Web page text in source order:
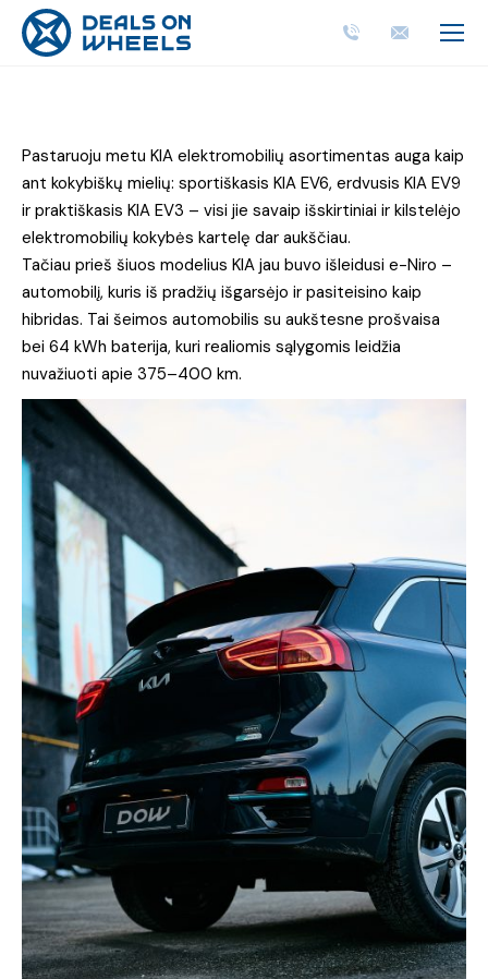
Pastaruoju metu KIA elektromobilių asortimentas auga kaip
ant kokybiškų mielių: sportiškasis KIA EV6, erdvusis KIA EV9
ir praktiškasis KIA EV3 – visi jie savaip išskirtiniai ir kilstelėjo
elektromobilių kokybės kartelę dar aukščiau.
Tačiau prieš šiuos modelius KIA jau buvo išleidusi e-Niro –
automobilį, kuris iš pradžių išgarsėjo ir pasiteisino kaip
hibridas. Tai šeimos automobilis su aukštesne prošvaisa
bei 64 kWh baterija, kuri realiomis sąlygomis leidžia
nuvažiuoti apie 375–400 km.